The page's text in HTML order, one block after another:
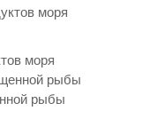
моря
моря
рыбы
рыбы